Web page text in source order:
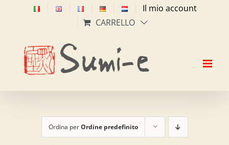
Il mio account
CARRELLO
Ordina perOrdine predefinito